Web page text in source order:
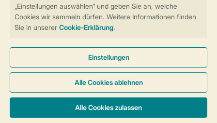
Weitere Informationen und Einstellungen
Allgemeine Bedingungen Impressum
Cookies und Banner
Barrierefreiheit